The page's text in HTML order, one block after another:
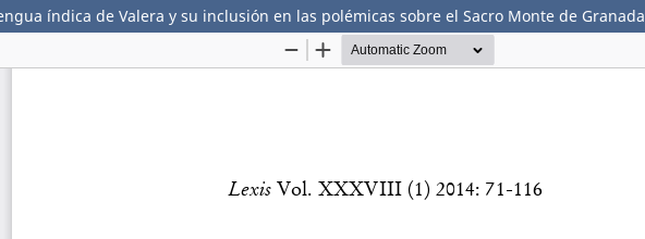
índica de Valera y su inclusión en las polémicas sobre el Sacro Monte de Granada